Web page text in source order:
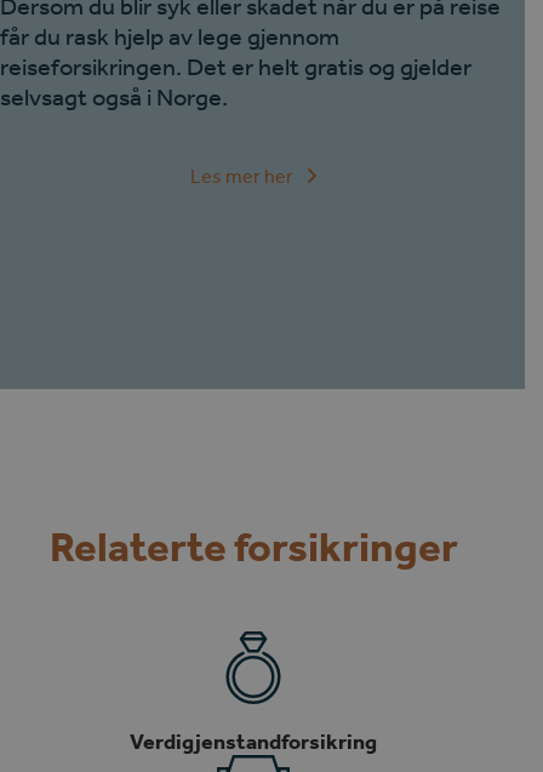
får du rask hjelp av lege gjennom
reiseforsikringen. Det er helt gratis og gjelder
selvsagt også i Norge.
Les mer her
Relaterte forsikringer
Verdigjenstandforsikring